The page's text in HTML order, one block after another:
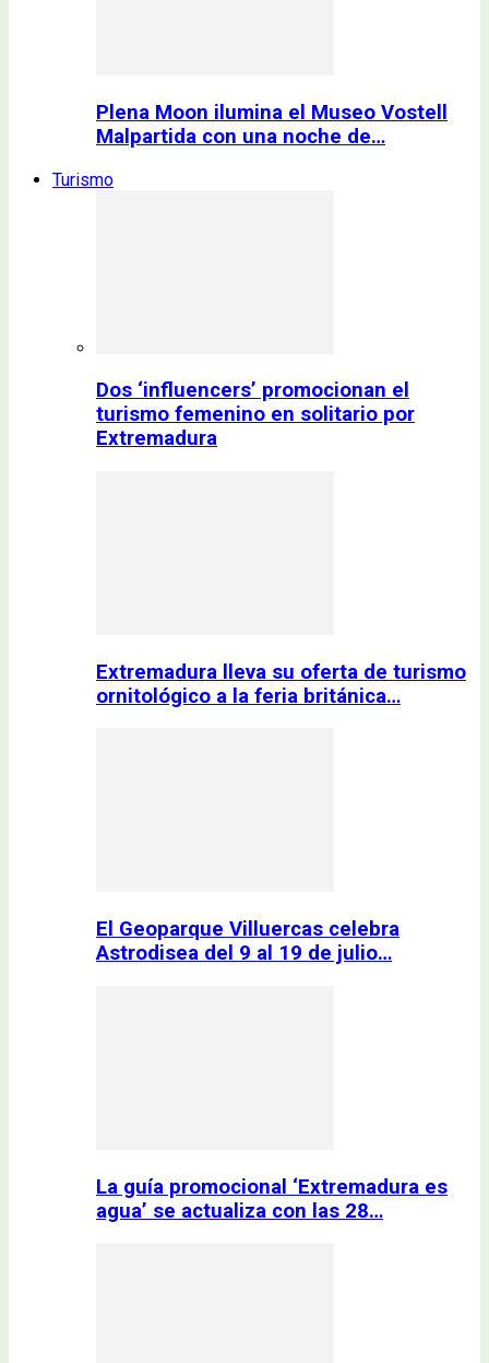
Plena Moon ilumina el Museo Vostell
Malpartida con una noche de…
Turismo
Dos ‘influencers’ promocionan el
turismo femenino en solitario por
Extremadura
Extremadura lleva su oferta de turismo
ornitológico a la feria británica…
El Geoparque Villuercas celebra
Astrodisea del 9 al 19 de julio…
La guía promocional ‘Extremadura es
agua’ se actualiza con las 28…